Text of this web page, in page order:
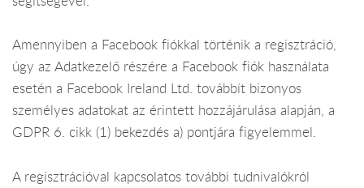
Amennyiben a Facebook fiókkal történik a regisztráció,
úgy az Adatkezelő részére a Facebook fiók használata
esetén a Facebook Ireland Ltd. továbbít bizonyos
személyes adatokat az érintett hozzájárulása alapján, a
GDPR 6. cikk (1) bekezdés a) pontjára figyelemmel.
A regisztrációval kapcsolatos további tudnivalókról